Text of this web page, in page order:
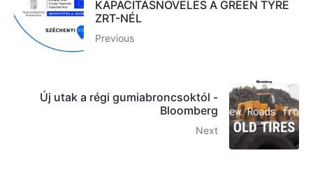
KAPACITÁSNÖVELÉS A GREEN TYRE
ZRT-NÉL
Previous
Új utak a régi gumiabroncsoktól -
Bloomberg
Next